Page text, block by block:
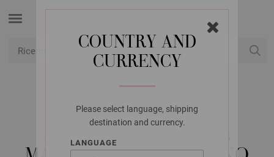
COUNTRY AND
CURRENCY
Please select language, shipping
destination and currency.
LANGUAGE
LANA GROSSA
AGO CIRCOLARE DA